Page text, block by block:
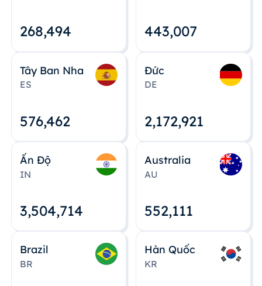
268,495 443,008
Tây Ban Nha
ES
576,463
Đức
DE
2,172,922
Ấn Độ
IN
3,504,715
Australia
AU
552,112
Brazil
BR
Hàn Quốc
KR